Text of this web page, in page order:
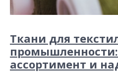
Ткани для
ассортимент и